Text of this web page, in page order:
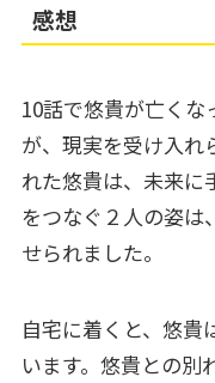
感想
10話で悠貴が亡く
が、現実を受け入れ
れた悠貴は、未来に
をつなぐ２人の姿は
せられました。
自宅に着くと、悠貴
います。悠貴との別